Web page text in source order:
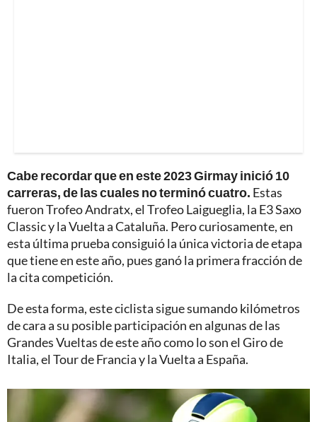
Cabe recordar que en este 2023 Girmay inició 10
carreras, de las cuales no terminó cuatro. Estas
fueron Trofeo Andratx, el Trofeo Laigueglia, la E3 Saxo
Classic y la Vuelta a Cataluña. Pero curiosamente, en
esta última prueba consiguió la única victoria de etapa
que tiene en este año, pues ganó la primera fracción de
la cita competición.
De esta forma, este ciclista sigue sumando kilómetros
de cara a su posible participación en algunas de las
Grandes Vueltas de este año como lo son el Giro de
Italia, el Tour de Francia y la Vuelta a España.